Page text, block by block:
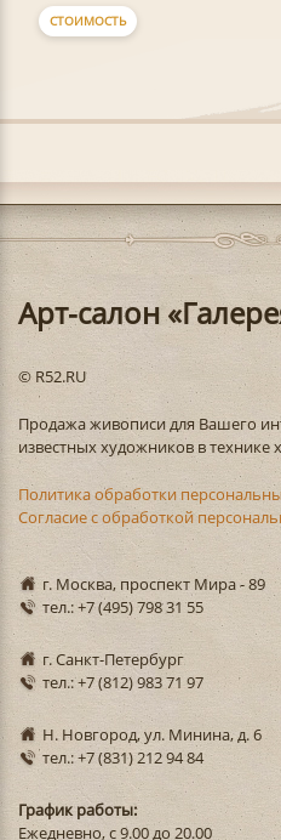
СТОИМОСТЬ
Арт-салон
© R52.RU
Продажа живописи для Вашего
известных художников в технике
Политика обработки
Согласие с обработкой
г. Москва, проспект Мира - 89
тел.: +7 (495) 798 31 55
г. Санкт-Петербург
тел.: +7 (812) 983 71 97
Н. Новгород, ул. Минина, д. 6
тел.: +7 (831) 212 94 84
График работы:
Ежедневно, с 9.00 до 20.00